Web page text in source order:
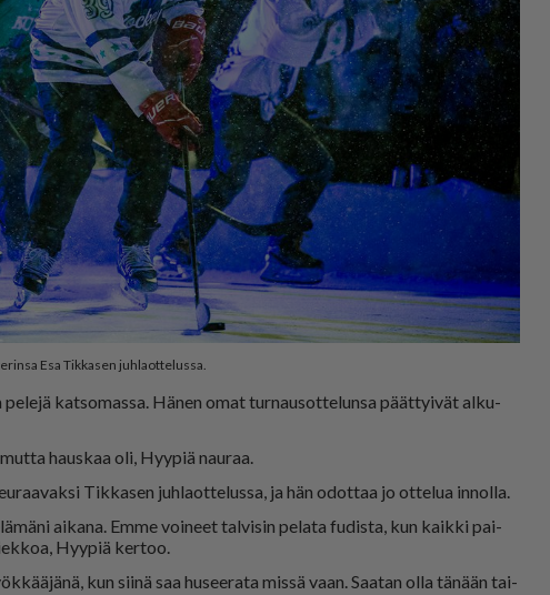
Esa Tikkasen juhlaottelussa.
pe­le­jä kat­so­mas­sa. Hä­nen omat tur­nau­sot­te­lun­sa päät­tyi­vät al­ku­
haus­kaa oli, Hyy­piä nau­raa.
Tik­ka­sen juh­la­ot­te­lus­sa, ja hän odot­taa jo ot­te­lua in­nol­la.
ai­ka­na. Em­me voi­neet tal­vi­sin pe­la­ta fu­dis­ta, kun kaik­ki pai­
Hyy­piä ker­too.
kun sii­nä saa hu­see­ra­ta mis­sä vaan. Saa­tan ol­la tä­nään tai­